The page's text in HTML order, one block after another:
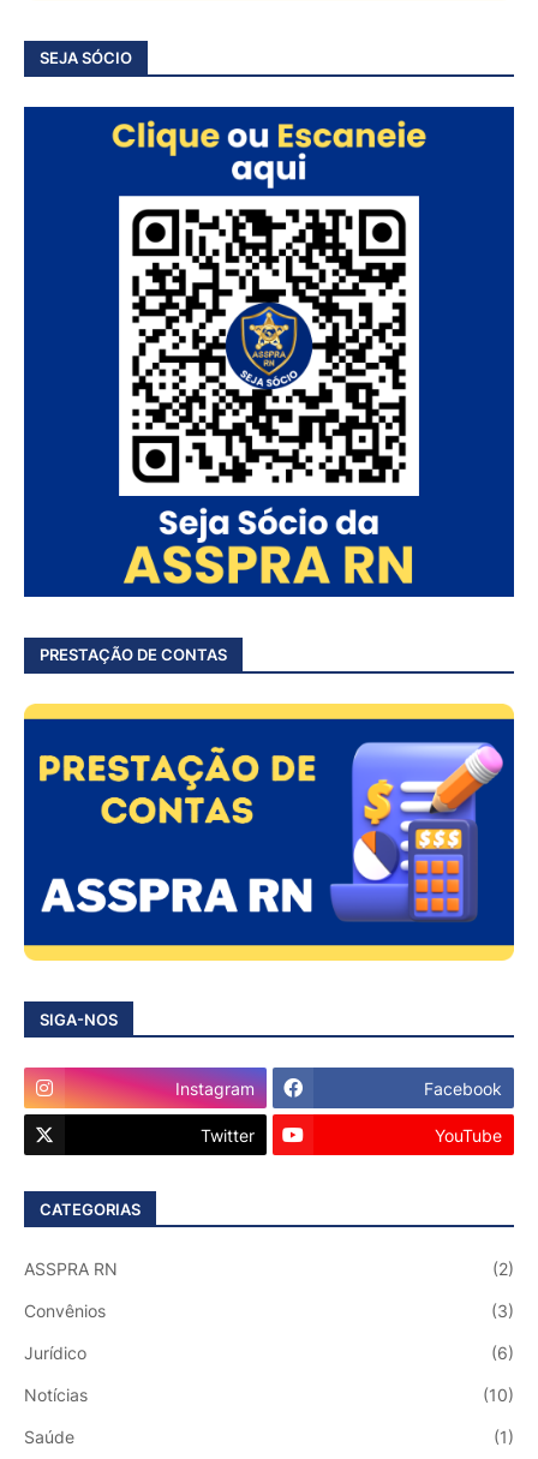
SEJA SÓCIO
PRESTAÇÃO DE CONTAS
SIGA-NOS
Instagram Facebook
Twitter YouTube
CATEGORIAS
ASSPRA RN (2)
Convênios (3)
Jurídico (6)
Notícias (10)
Saúde (1)